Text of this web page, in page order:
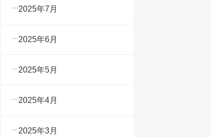
2025年7月
2025年6月
2025年5月
2025年4月
2025年3月